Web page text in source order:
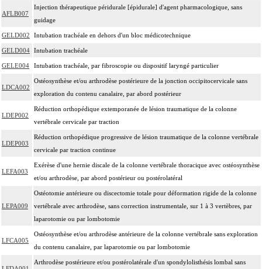
AFLB007
Injection thérapeutique péridurale [épidurale] d'agent pharmacologique, sans
guidage
GELD002 Intubation trachéale en dehors d'un bloc médicotechnique
GELD004 Intubation trachéale
GELE004 Intubation trachéale, par fibroscopie ou dispositif laryngé particulier
LDCA002
Ostéosynthèse et/ou arthrodèse postérieure de la jonction occipitocervicale sans
exploration du contenu canalaire, par abord postérieur
LDEP002
Réduction orthopédique extemporanée de lésion traumatique de la colonne
vertébrale cervicale par traction
LDEP003
Réduction orthopédique progressive de lésion traumatique de la colonne vertébrale
cervicale par traction continue
LEFA003
Exérèse d'une hernie discale de la colonne vertébrale thoracique avec ostéosynthèse
et/ou arthrodèse, par abord postérieur ou postérolatéral
LEPA009
Ostéotomie antérieure ou discectomie totale pour déformation rigide de la colonne
vertébrale avec arthrodèse, sans correction instrumentale, sur 1 à 3 vertèbres, par
laparotomie ou par lombotomie
LFCA005
Ostéosynthèse et/ou arthrodèse antérieure de la colonne vertébrale sans exploration
du contenu canalaire, par laparotomie ou par lombotomie
Arthrodèse postérieure et/ou postérolatérale d'un spondylolisthésis lombal sans